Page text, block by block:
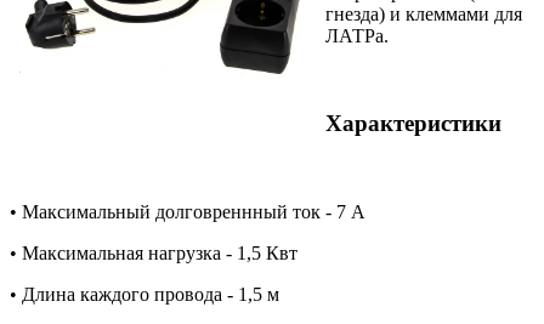
гнезда) и клеммами для
ЛАТРа.
Характеристики
• Максимальный долговреннный ток - 7 А
• Максимальная нагрузка - 1,5 Квт
• Длина каждого провода - 1,5 м